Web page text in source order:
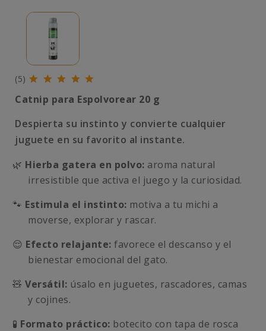
(5)
Catnip para Espolvorear 20 g
Despierta su instinto y convierte cualquier
juguete en su favorito al instante.
🌿 Hierba gatera en polvo: aroma natural
irresistible que activa el juego y la curiosidad.
🐾 Estimula el instinto: motiva a tu michi a
moverse, explorar y rascar.
😌 Efecto relajante: favorece el descanso y el
bienestar emocional del gato.
🧸 Versátil: úsalo en juguetes, rascadores, camas
y cojines.
🧪 Formato práctico: botecito con tapa de rosca